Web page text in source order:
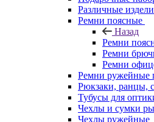
Различные
Ремни поясные
Назад
Ремни
Ремни
Ремни
Ремни ружейные
Рюкзаки, ранцы,
Тубусы для
Чехлы и сумки
Чехлы ружейные